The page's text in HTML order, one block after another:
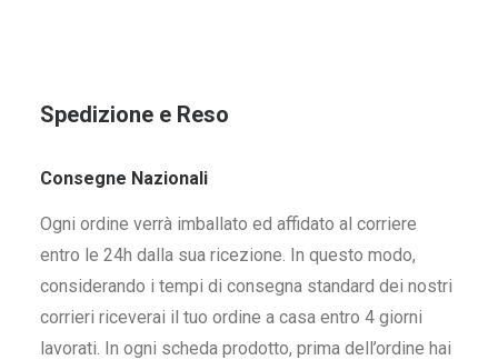
Spedizione e Reso
Consegne Nazionali
Ogni ordine verrà imballato ed affidato al corriere
entro le 24h dalla sua ricezione. In questo modo,
considerando i tempi di consegna standard dei nostri
corrieri riceverai il tuo ordine a casa entro 4 giorni
lavorati. In ogni scheda prodotto, prima dell’ordine hai